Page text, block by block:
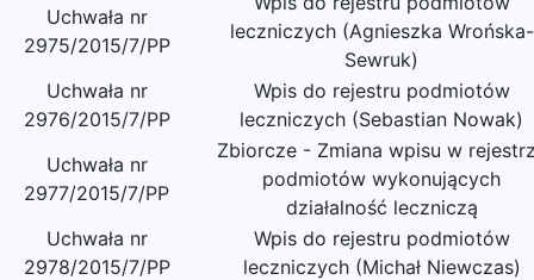
Uchwała nr
2975/2015/7/PP
leczniczych (Agnieszka Wrońska-
Sewruk)
Uchwała nr
2976/2015/7/PP
Wpis do rejestru podmiotów
leczniczych (Sebastian Nowak)
Uchwała nr
2977/2015/7/PP
Zbiorcze - Zmiana wpisu w
podmiotów wykonujących
działalność leczniczą
Uchwała nr
2978/2015/7/PP
Wpis do rejestru podmiotów
leczniczych (Michał Niewczas)